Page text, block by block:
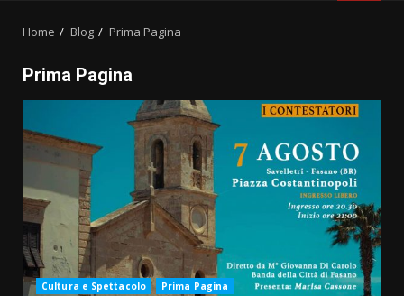
Home Blog Prima Pagina
Prima Pagina
Cultura e Spettacolo Prima Pagina